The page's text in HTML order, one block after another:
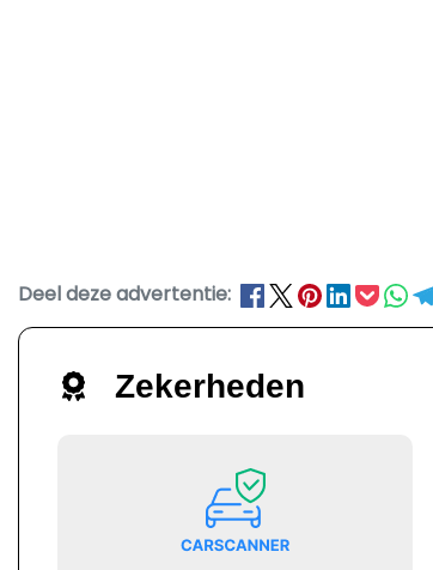
Deel deze advertentie:
Zekerheden